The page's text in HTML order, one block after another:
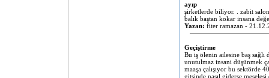
ayıp
şirketlerde biliyor. . zabit
balık baştan kokar insana
Yazan: fiter ramazan -
Geçiştirme
Bu iş ölenin ailesine baş sağlı
unutulmaz insani düşünmek
maaşa çalışıyor bu sektörde
gitsinde nasıl giderse